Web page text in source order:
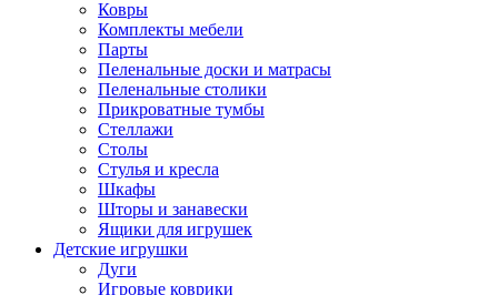
Ковры
Комплекты мебели
Парты
Пеленальные доски и матрасы
Пеленальные столики
Прикроватные тумбы
Стеллажи
Столы
Стулья и кресла
Шкафы
Шторы и занавески
Ящики для игрушек
Детские игрушки
Дуги
Игровые коврики